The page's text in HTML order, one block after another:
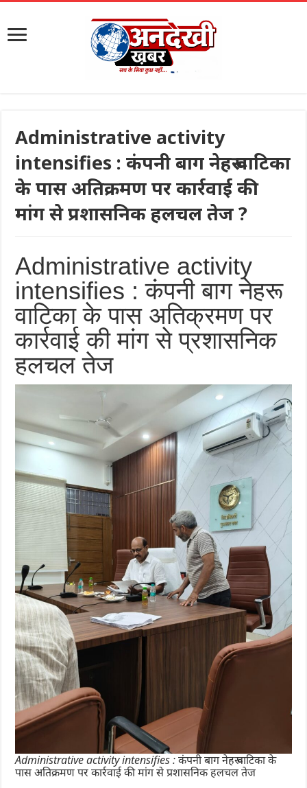
Administrative activity
intensifies : कंपनी बाग नेहरू वाटिका
के पास अतिक्रमण पर कार्रवाई की
मांग से प्रशासनिक हलचल तेज ?
Administrative activity
intensifies : कंपनी बाग नेहरू
वाटिका के पास अतिक्रमण पर
कार्रवाई की मांग से प्रशासनिक
हलचल तेज
Administrative activity intensifies : कंपनी बाग नेहरू वाटिका के
पास अतिक्रमण पर कार्रवाई की मांग से प्रशासनिक हलचल तेज